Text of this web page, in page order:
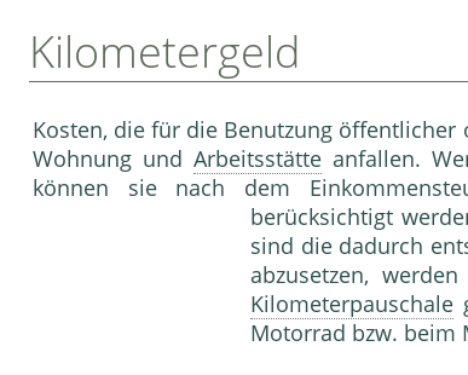
Kilometergeld
Kosten, die für die Benutzung öffentlicher
Wohnung und Arbeitsstätte anfallen.
können sie nach dem
berücksichtigt
sind die dadurch
abzusetzen,
Kilometerpauschale
Motorrad bzw. beim